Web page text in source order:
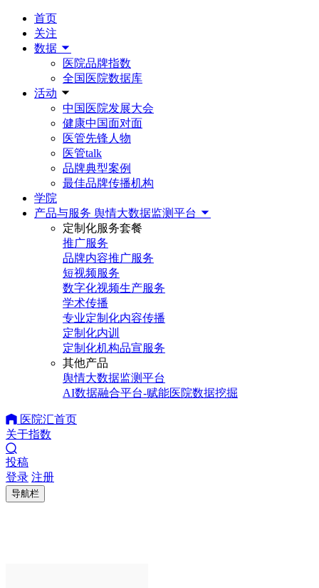
首页
关注
数据
医院品牌指数
全国医院数据库
活动
中国医院发展大会
健康中国面对面
医管先锋人物
医管talk
品牌典型案例
最佳品牌传播机构
学院
产品与服务 舆情大数据监测平台
定制化服务套餐
推广服务
品牌内容推广服务
短视频服务
数字化视频生产服务
学术传播
专业定制化内容传播
定制化内训
定制化机构品宣服务
其他产品
舆情大数据监测平台
AI数据融合平台-赋能医院数据挖掘
医院汇首页
关于指数
投稿
登录 注册
导航栏